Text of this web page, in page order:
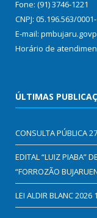
Fone: (91) 3746-1221
CNPJ: 05.196.563/
E-mail:
Horário de
ÚLTIMAS
CONSULTA PÚBLICA
EDITAL “LUIZ PIABA”
“FORROZÃO
LEI ALDIR BLANC 2026